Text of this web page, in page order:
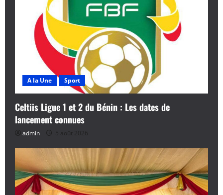
A la Une Sport
Celtiis Ligue 1 et 2 du Bénin : Les dates de
lancement connues
admin 5 août 2026